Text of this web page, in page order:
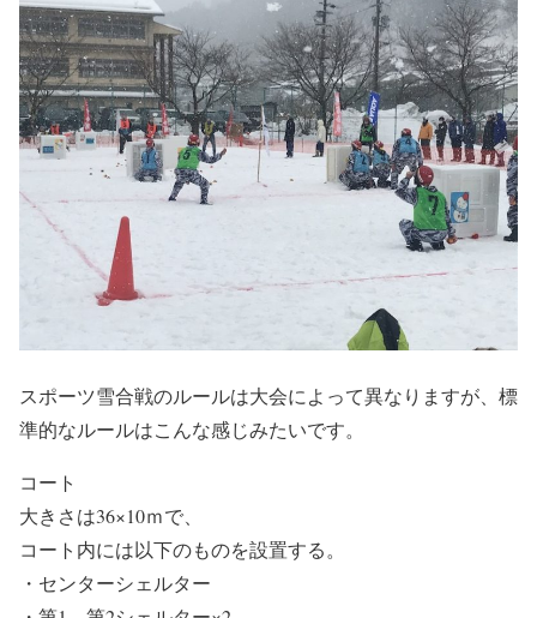
スポーツ雪合戦のルールは大会によって異なりますが、標
準的なルールはこんな感じみたいです。
コート
大きさは36×10ｍで、
コート内には以下のものを設置する。
・センターシェルター